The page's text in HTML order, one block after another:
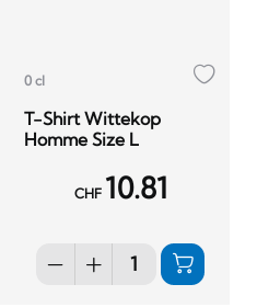
0 cl
T-Shirt Wittekop
Homme Size L
CHF 10.81